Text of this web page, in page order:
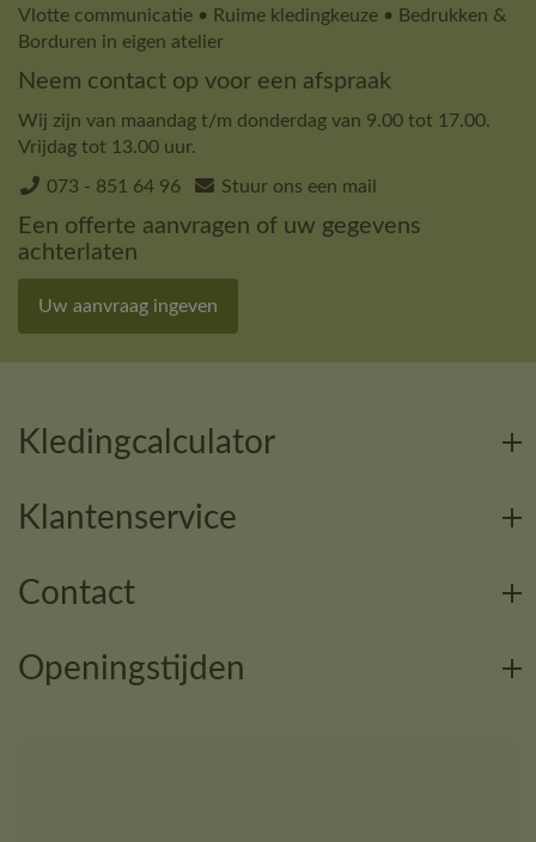
Vlotte communicatie • Ruime kledingkeuze • Bedrukken &
Borduren in eigen atelier
Neem contact op voor een afspraak
Wij zijn van maandag t/m donderdag van 9.00 tot 17.00.
Vrijdag tot 13.00 uur.
073 - 851 64 96 Stuur ons een mail
Een offerte aanvragen of uw gegevens
achterlaten
Uw aanvraag ingeven
Kledingcalculator
Klantenservice
Contact
Openingstijden